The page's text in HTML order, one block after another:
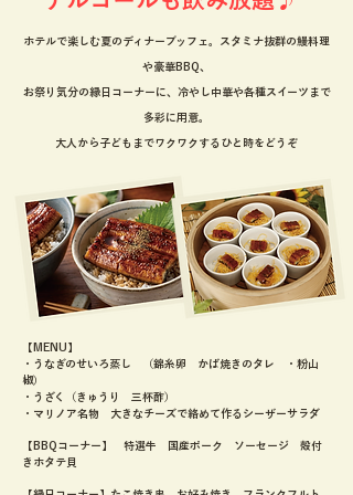
ホテルで楽しむ夏のディナーブッフェ。スタミナ抜群の鰻料理
や豪華BBQ、
お祭り気分の縁日コーナーに、冷やし中華や各種スイーツまで
多彩に用意。
大人から子どもまでワクワクするひと時をどうぞ
【MENU】
・うなぎのせいろ蒸し （錦糸卵 かば焼きのタレ ・粉山
椒）
・うざく（きゅうり 三杯酢）
・マリノア名物 大きなチーズで絡めて作るシーザーサラダ
【BBQコーナー】 特選牛 国産ポーク ソーセージ 殻付
きホタテ貝